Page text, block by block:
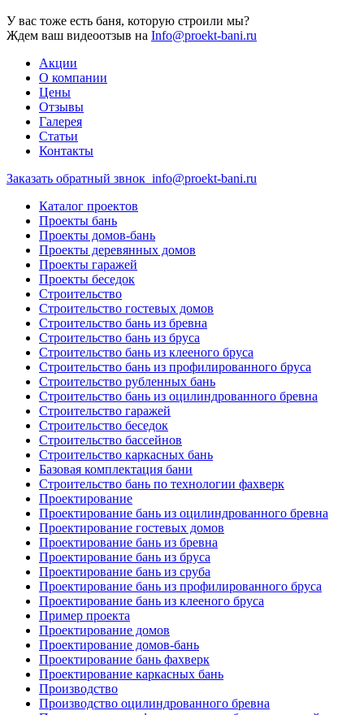
У вас тоже есть баня, которую строили мы?
Ждем ваш видеоотзыв на Info@proekt-bani.ru
Акции
О компании
Цены
Отзывы
Галерея
Статьи
Контакты
Заказать обратный звнок info@proekt-bani.ru
Каталог проектов
Проекты бань
Проекты домов-бань
Проекты деревянных домов
Проекты гаражей
Проекты беседок
Строительство
Строительство гостевых домов
Строительство бань из бревна
Строительство бань из бруса
Строительство бань из клееного бруса
Строительство бань из профилированного бруса
Строительство рубленных бань
Строительство бань из оцилиндрованного бревна
Строительство гаражей
Строительство беседок
Строительство бассейнов
Строительство каркасных бань
Базовая комплектация бани
Строительство бань по технологии фахверк
Проектирование
Проектирование бань из оцилиндрованного бревна
Проектирование гостевых домов
Проектирование бань из бревна
Проектирование бань из бруса
Проектирование бань из сруба
Проектирование бань из профилированного бруса
Проектирование бань из клееного бруса
Пример проекта
Проектирование домов
Проектирование домов-бань
Проектирование бань фахверк
Проектирование каркасных бань
Производство
Производство оцилиндрованного бревна